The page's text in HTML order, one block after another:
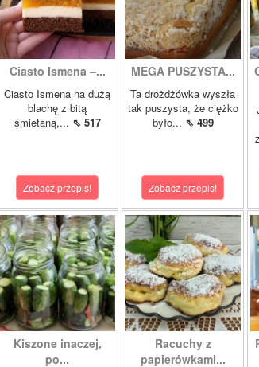
Ciasto Ismena –...
Ciasto Ismena na dużą
blachę z bitą
śmietaną,... ⇖ 517
Zobacz przepis!
MEGA PUSZYSTA...
Ta drożdżówka wyszła
tak puszysta, że ciężko
było... ⇖ 499
Zobacz przepis!
Kiszone inaczej,
po...
Racuchy z
papierówkami...